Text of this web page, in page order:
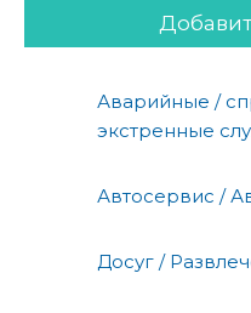
Аварийные /
экстренные
Автосервис /
Досуг /